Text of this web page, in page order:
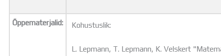
Õppematerjalid: Kohustuslik:
L. Lepmann, T. Lepmann, K. Velskert